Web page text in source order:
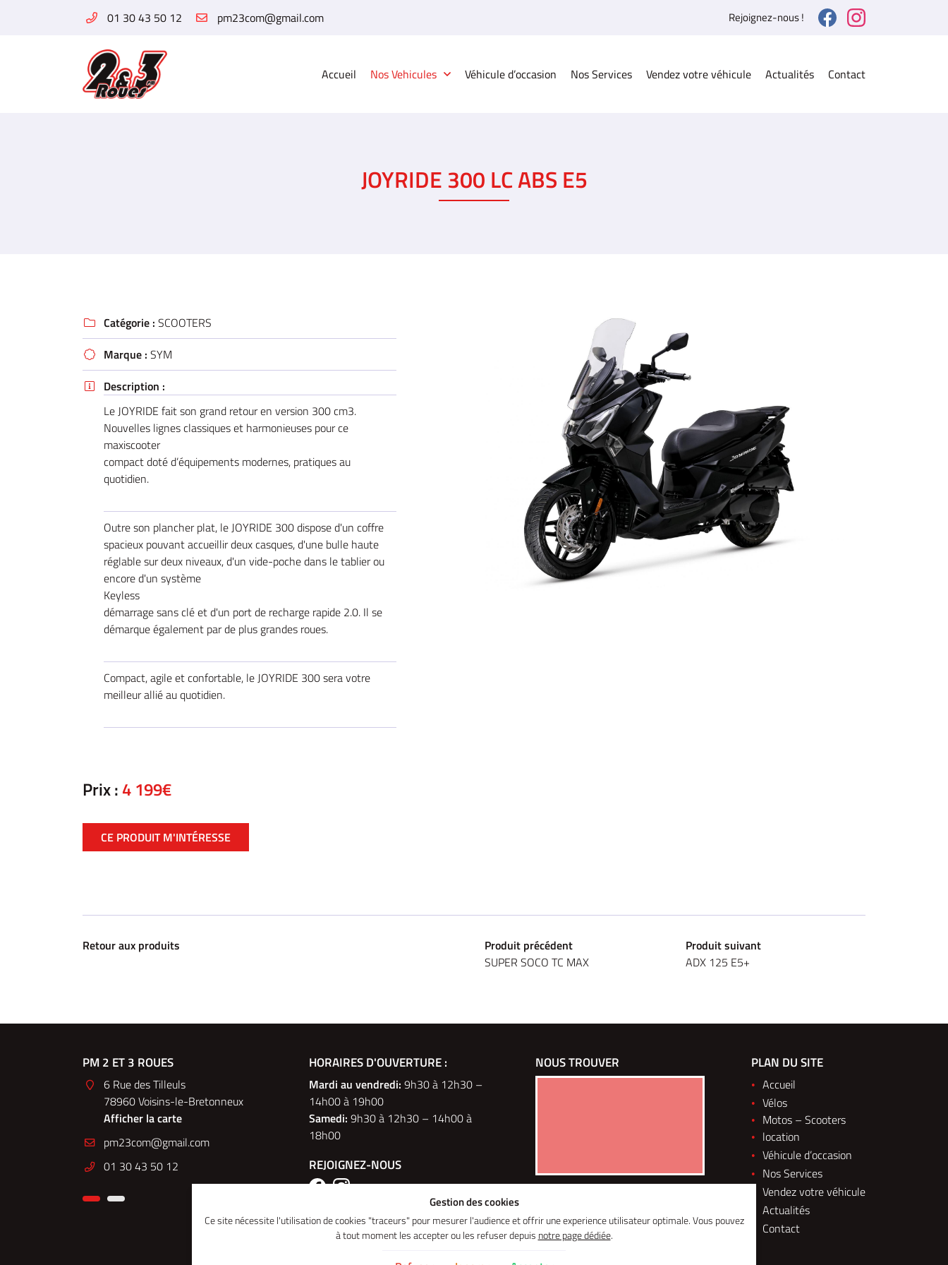
01 30 43 50 12 Rejoignez-nous !
Accueil Nos Vehicules Véhicule d’occasion Nos Services Vendez votre véhicule Actualités Contact
78960 Voisins-le-Bretonneux
01 30 43 50 12
email indiqué ci-dessus. Vous pouvez vous désinscrire à tout moment en utilisant
INSCRIPTION
JOYRIDE 300 LC ABS E5
 Catégorie : SCOOTERS
 Marque : SYM

Description :
Le JOYRIDE fait son grand retour en version 300 cm3.
Nouvelles lignes classiques et harmonieuses pour ce
maxiscooter
compact doté d’équipements modernes, pratiques au
quotidien.
Outre son plancher plat, le JOYRIDE 300 dispose d'un coffre
spacieux pouvant accueillir deux casques, d'une bulle haute
réglable sur deux niveaux, d'un vide-poche dans le tablier ou
encore d'un système
Keyless
démarrage sans clé et d'un port de recharge rapide 2.0. Il se
démarque également par de plus grandes roues.
Compact, agile et confortable, le JOYRIDE 300 sera votre
meilleur allié au quotidien.
Prix :4 199€
CE PRODUIT M'INTÉRESSE
Retour aux produits
Produit précédent
SUPER SOCO TC MAX
Produit suivant
ADX 125 E5+
PM 2 ET 3 ROUES
6 Rue des Tilleuls
78960 Voisins-le-Bretonneux
Afficher la carte
01 30 43 50 12
PM 2&3 ROUES ELEC
148 Boulevard du Montparnasse
75014 Paris
Afficher la carte
Nous contacter
01 30 43 50 12
PM 2 ET 3 ROUES
6 Rue des Tilleuls
Afficher la carte
148 Boulevard du Montparnasse
HORAIRES D'OUVERTURE :
Mardi au vendredi: 9h30 à 12h30 –
14h00 à 19h00
Samedi: 9h30 à 12h30 – 14h00 à
18h00
REJOIGNEZ-NOUS
NOUS TROUVER PLAN DU SITE
Accueil
Vélos
Motos – Scooters
location
Véhicule d’occasion
Nos Services
Vendez votre véhicule
Actualités
Contact
Gestion des cookies
Ce site nécessite l'utilisation de cookies "traceurs" pour mesurer l'audience et offrir une experience utilisateur optimale. Vous pouvez
à tout moment les accepter ou les refuser depuis notre page dédiée.